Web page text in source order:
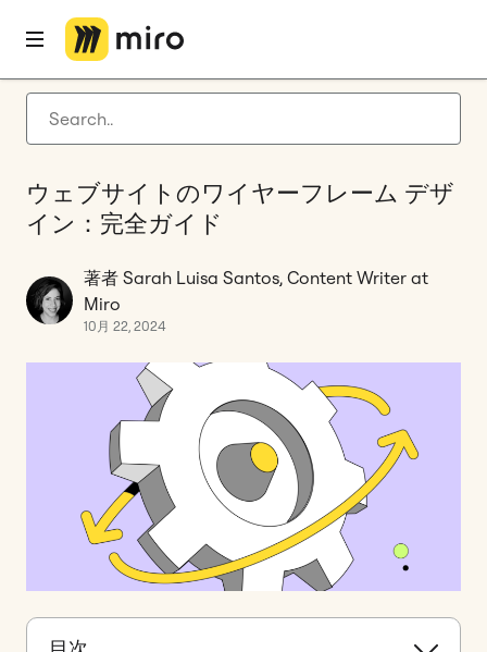
Latest articles
アジャイル マネジメント
Miro 最新情報
Guides
miro.com に戻る
ホーム
ウェブサイトのワイヤーフレーム デザ
イン：完全ガイド
著者 Sarah Luisa Santos, Content Writer at
Miro
10月 22, 2024